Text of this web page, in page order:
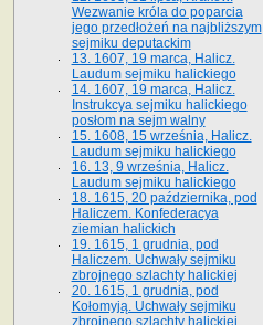
Wezwanie króla do poparcia
jego przedłożeń na najbliższym
sejmiku deputackim
13. 1607, 19 marca, Halicz.
Laudum sejmiku halickiego
14. 1607, 19 marca, Halicz.
Instrukcya sejmiku halickiego
posłom na sejm walny
15. 1608, 15 września, Halicz.
Laudum sejmiku halickiego
16. 13, 9 września, Halicz.
Laudum sejmiku halickiego
18. 1615, 20 października, pod
Haliczem. Konfederacya
ziemian halickich
19. 1615, 1 grudnia, pod
Haliczem. Uchwały sejmiku
zbrojnego szlachty halickiej
20. 1615, 1 grudnia, pod
Kołomyją. Uchwały sejmiku
zbrojnego szlachty halickiej